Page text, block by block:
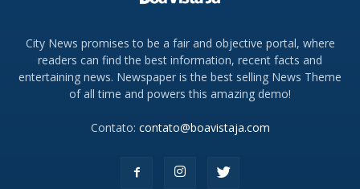
City News promises to be a fair and objective portal, where
readers can find the best information, recent facts and
entertaining news. Newspaper is the best selling News Theme
of all time and powers this amazing demo!
Contato: contato@boavistaja.com